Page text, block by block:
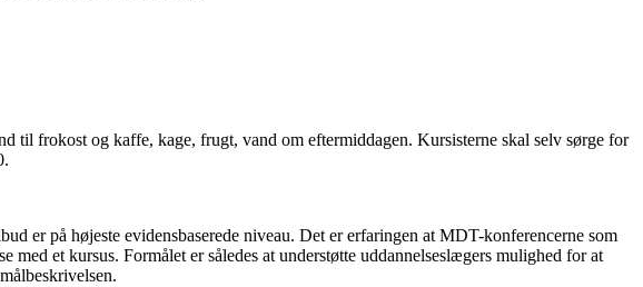
til frokost og kaffe, kage, frugt, vand om eftermiddagen. Kursisterne skal selv sørge for
er på højeste evidensbaserede niveau. Det er erfaringen at MDT-konferencerne som
et kursus. Formålet er således at understøtte uddannelseslægers mulighed for at